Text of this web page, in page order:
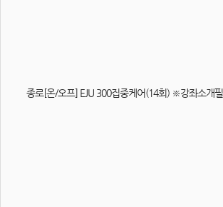
종로[온/오프] EJU 300집중케어(14회) ※강좌소개